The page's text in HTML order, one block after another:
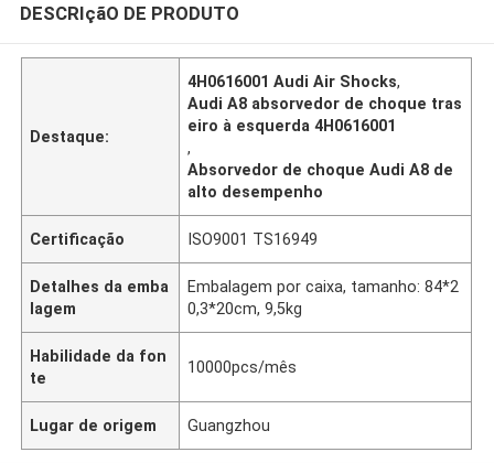
DESCRIçãO DE PRODUTO
Destaque:
4H0616001 Audi Air Shocks,
Audi A8 absorvedor de choque tras
eiro à esquerda 4H0616001
,
Absorvedor de choque Audi A8 de
alto desempenho
Certificação ISO9001 TS16949
Detalhes da emba
lagem
Embalagem por caixa, tamanho: 84*2
0,3*20cm, 9,5kg
Habilidade da fon
te
10000pcs/mês
Lugar de origem Guangzhou